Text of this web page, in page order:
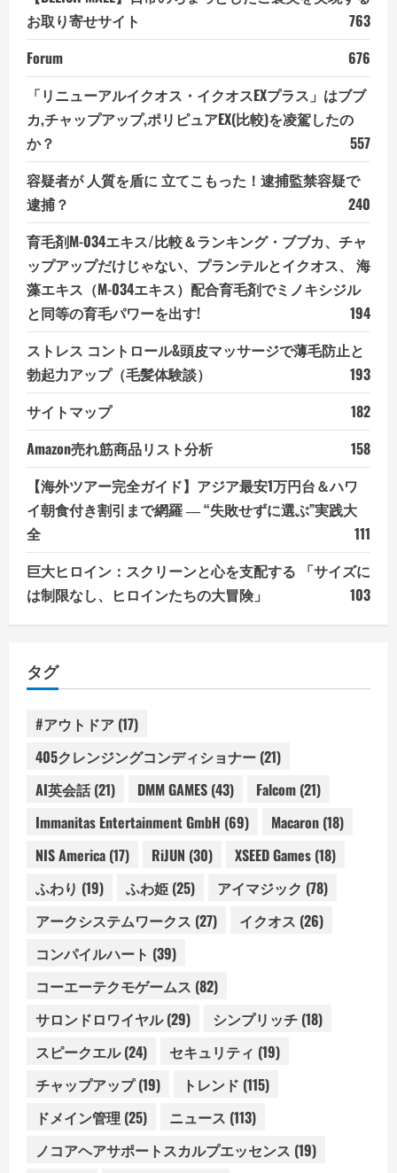
お取り寄せサイト
763
Forum
676
「リニューアルイクオス・イクオスEXプラス」はブブ
カ,チャップアップ,ポリピュアEX(比較)を凌駕したの
か？
557
容疑者が 人質を盾に 立てこもった！逮捕監禁容疑で
逮捕？
240
育毛剤M-034エキス/比較＆ランキング・ブブカ、チャ
ップアップだけじゃない、プランテルとイクオス、 海
藻エキス（M-034エキス）配合育毛剤でミノキシジル
と同等の育毛パワーを出す!
194
ストレス コントロール&頭皮マッサージで薄毛防止と
勃起力アップ（毛髪体験談）
193
サイトマップ
182
Amazon売れ筋商品リスト分析
158
【海外ツアー完全ガイド】アジア最安1万円台＆ハワ
イ朝食付き割引まで網羅 ― “失敗せずに選ぶ”実践大
全
111
巨大ヒロイン：スクリーンと心を支配する 「サイズに
は制限なし、ヒロインたちの大冒険」
103
タグ
#アウトドア (17)
405クレンジングコンディショナー (21)
AI英会話(21) DMM GAMES (43) Falcom (21)
Immanitas Entertainment GmbH (69) Macaron (18)
NIS America (17) RiJUN (30) XSEED Games (18)
ふわり (19) ふわ姫 (25) アイマジック (78)
アークシステムワークス (27) イクオス (26)
コンパイルハート (39)
コーエーテクモゲームス (82)
サロンドロワイヤル(29) シンプリッチ (18)
スピークエル(24) セキュリティ (19)
チャップアップ(19) トレンド (115)
ドメイン管理 (25) ニュース (113)
ノコアヘアサポートスカルプエッセンス (19)